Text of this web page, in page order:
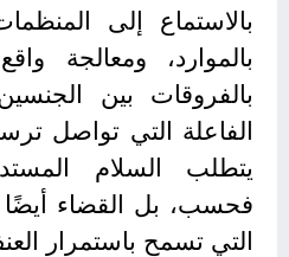
بالاستماع إلى
بالموارد، ومعالجة
بالفروقات بين
الفاعلة التي تواصل
يتطلب السلام
فحسب، بل القضاء
التي تسمح باستمرار